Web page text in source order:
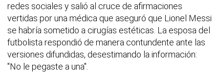
redes sociales y salió al cruce de afirmaciones
vertidas por una médica que aseguró que Lionel Messi
se habría sometido a cirugías estéticas. La esposa del
futbolista respondió de manera contundente ante las
versiones difundidas, desestimando la información:
"No le pegaste a una".